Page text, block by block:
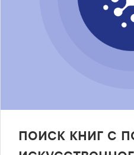
поиск книг с